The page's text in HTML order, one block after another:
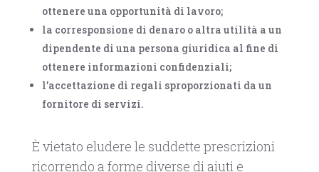
ottenere una opportunità di lavoro;
la corresponsione di denaro o altra utilità a un
dipendente di una persona giuridica al fine di
ottenere informazioni confidenziali;
l’accettazione di regali sproporzionati da un
fornitore di servizi.
È vietato eludere le suddette prescrizioni
ricorrendo a forme diverse di aiuti e